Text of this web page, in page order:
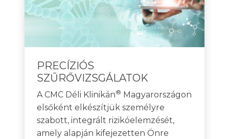
PRECÍZIÓS
SZŰRŐVIZSGÁLATOK
A CMC Déli Klinikán® Magyarországon
elsőként elkészítjük személyre
szabott, integrált rizikóelemzését,
amely alapján kifejezetten Önre